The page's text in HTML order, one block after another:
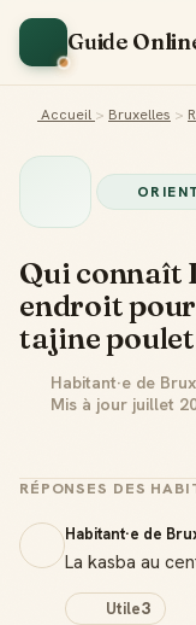
Guide
Accueil > Bruxelles >
Qui connaît
endroit
tajine poulet
Habitant·e de
Mis à jour juillet
RÉPONSES DES
Habitant·e de
La kasba au
Utile3